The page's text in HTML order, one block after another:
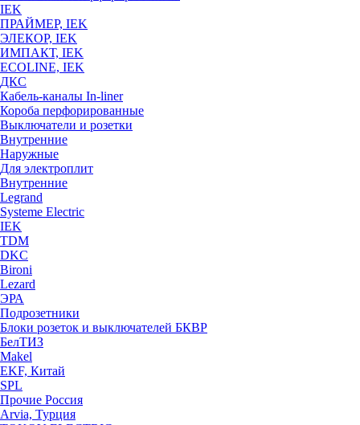
IEK
ПРАЙМЕР, IEK
ЭЛЕКОР, IEK
ИМПАКТ, IEK
ECOLINE, IEK
ДКС
Кабель-каналы In-liner
Короба перфорированные
Выключатели и розетки
Внутренние
Наружные
Для электроплит
Внутренние
Legrand
Systeme Electric
IEK
TDM
DKC
Bironi
Lezard
ЭРА
Подрозетники
Блоки розеток и выключателей БКВР
БелТИЗ
Makel
EKF, Китай
SPL
Прочие Россия
Arvia, Турция